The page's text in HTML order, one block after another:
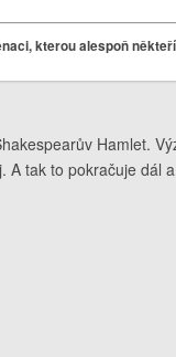
kterou alespoň
Hamlet.
tak to pokračuje dál